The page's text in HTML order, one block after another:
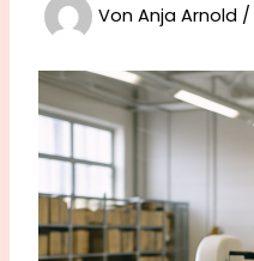
Von Anja Arnold /